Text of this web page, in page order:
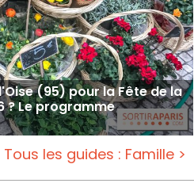
(95) pour la Fête de la
? Le programme
Tous les guides : Famille >